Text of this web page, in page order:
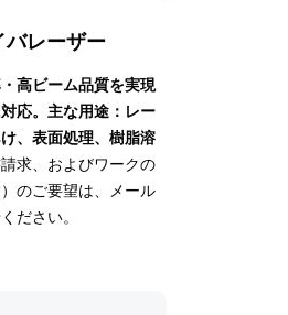
レーザー
高ビーム品質を実現
応。主な用途：レー
、表面処理、樹脂溶
求、およびワークの
のご要望は、メール
ださい。